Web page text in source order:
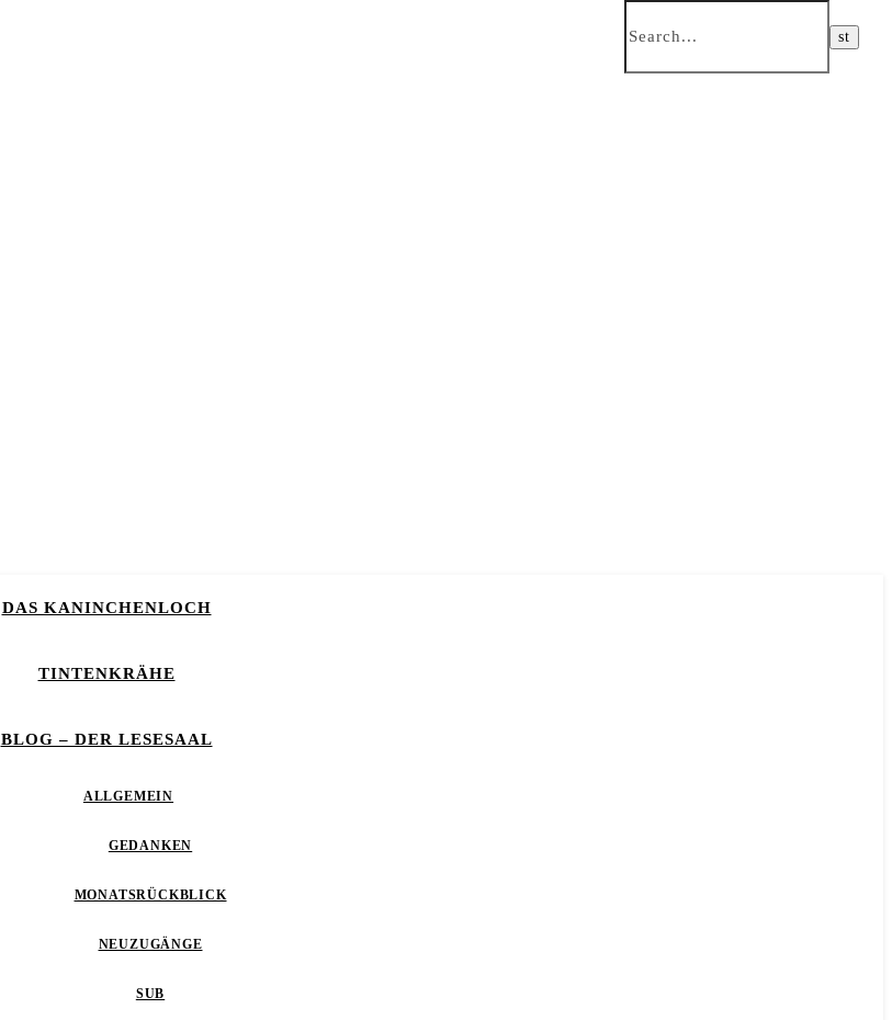
DAS KANINCHENLOCH
TINTENKRÄHE
BLOG – DER LESESAAL
ALLGEMEIN
GEDANKEN
MONATSRÜCKBLICK
NEUZUGÄNGE
SUB